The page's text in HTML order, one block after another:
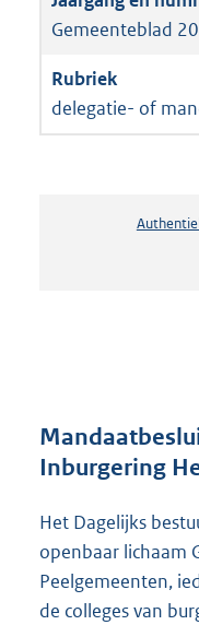
Gemeenteblad
delegatie- of
Inburgering
Het Dagelijks
openbaar lichaam
Peelgemeenten,
de colleges van